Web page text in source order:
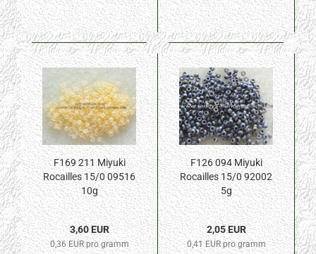
F169 211 Miyuki
Rocailles 15/0 09516
10g
3,60 EUR
0,36 EUR pro gramm
F126 094 Miyuki
Rocailles 15/0 92002
5g
2,05 EUR
0,41 EUR pro gramm